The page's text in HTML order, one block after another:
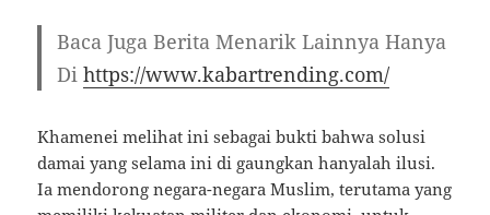
Baca Juga Berita Menarik Lainnya Hanya
Dihttps://www.kabartrending.com/
Khamenei melihat ini sebagai bukti bahwa solusi
damai yang selama ini di gaungkan hanyalah ilusi.
Ia mendorong negara-negara Muslim, terutama yang